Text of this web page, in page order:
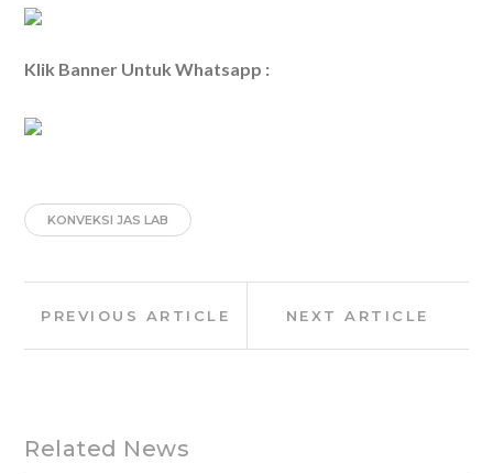
Klik Banner Untuk Whatsapp :
KONVEKSI JAS LAB
navigation
PREVIOUS ARTICLE NEXT ARTICLE
Related News